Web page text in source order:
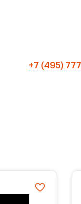
МЭЛ с
спешить,
местом
+7 (495)